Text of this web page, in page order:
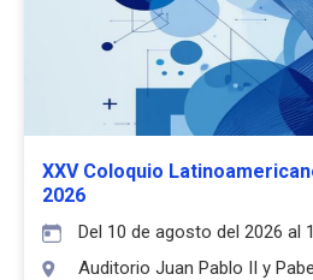
XXV Coloquio
2026
Del 10 de agosto del 2026 al
Auditorio Juan Pablo II y